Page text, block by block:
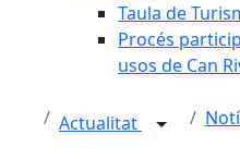
Taula de
Procés
usos de Can
Actualitat